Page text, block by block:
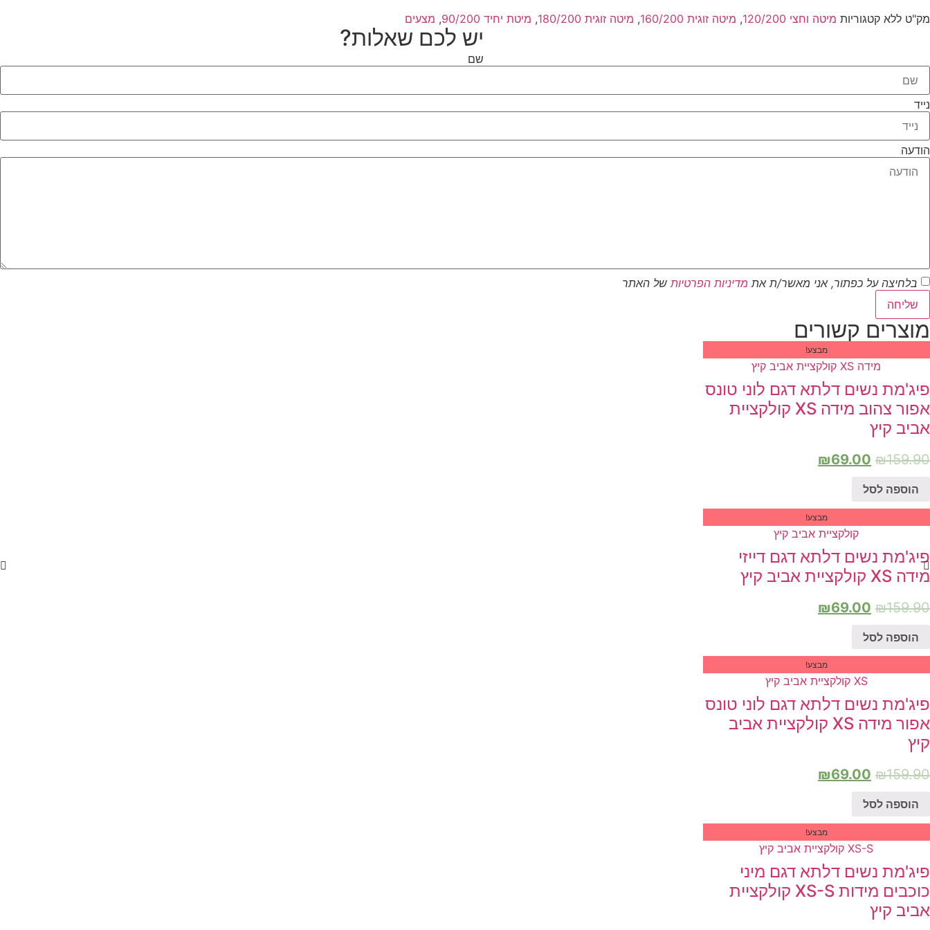
מק"ט ללא קטגוריות מיטה וחצי 120/200 , מיטה זוגית 160/200 , מיטה זוגית 180/200 , מיטת יחיד 90/200 , מצעים
יש לכם שאלות?
שם
נייד
הודעה
בלחיצה על כפתור, אני מאשר/ת את מדיניות הפרטיות של האתר
שליחה
מוצרים קשורים
מבצע!
פיג'מת נשים דלתא דגם לוני טונס
אפור צהוב מידה XS קולקציית
אביב קיץ
₪159.90
₪69.00
הוספה לסל
מבצע!
פיג'מת נשים דלתא דגם דייזי
מידה XS קולקציית אביב קיץ
₪159.90
₪69.00
הוספה לסל
מבצע!
פיג'מת נשים דלתא דגם לוני טונס
אפור מידה XS קולקציית אביב
קיץ
₪159.90
₪69.00
הוספה לסל
מבצע!
פיג'מת נשים דלתא דגם מיני
כוכבים מידות XS-S קולקציית
אביב קיץ